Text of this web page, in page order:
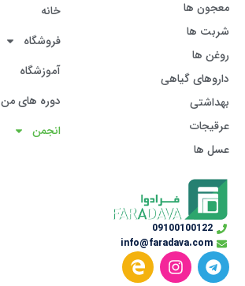
09100100122
info@faradava.com
معجون ها
شربت ها
روغن ها
داروهای گیاهی
بهداشتی
عرقیجات
عسل ها
خانه
فروشگاه
آموزشگاه
دوره های من
انجمن